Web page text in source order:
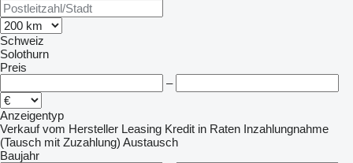
Schweiz
Solothurn
Preis
–
Anzeigentyp
Verkauf vom Hersteller Leasing Kredit in Raten Inzahlungnahme
(Tausch mit Zuzahlung) Austausch
Baujahr